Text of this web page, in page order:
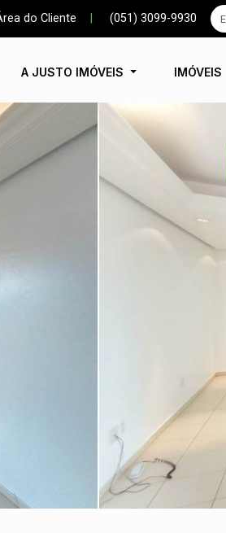
do Cliente (051) 3099-9930
A JUSTO IMÓVEIS IMÓVEIS